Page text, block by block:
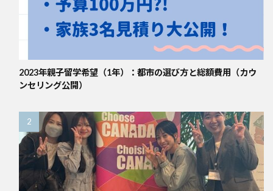
2023年親子留学希望（1年）：都市の選び方と総額費用（カウ
ンセリング公開）